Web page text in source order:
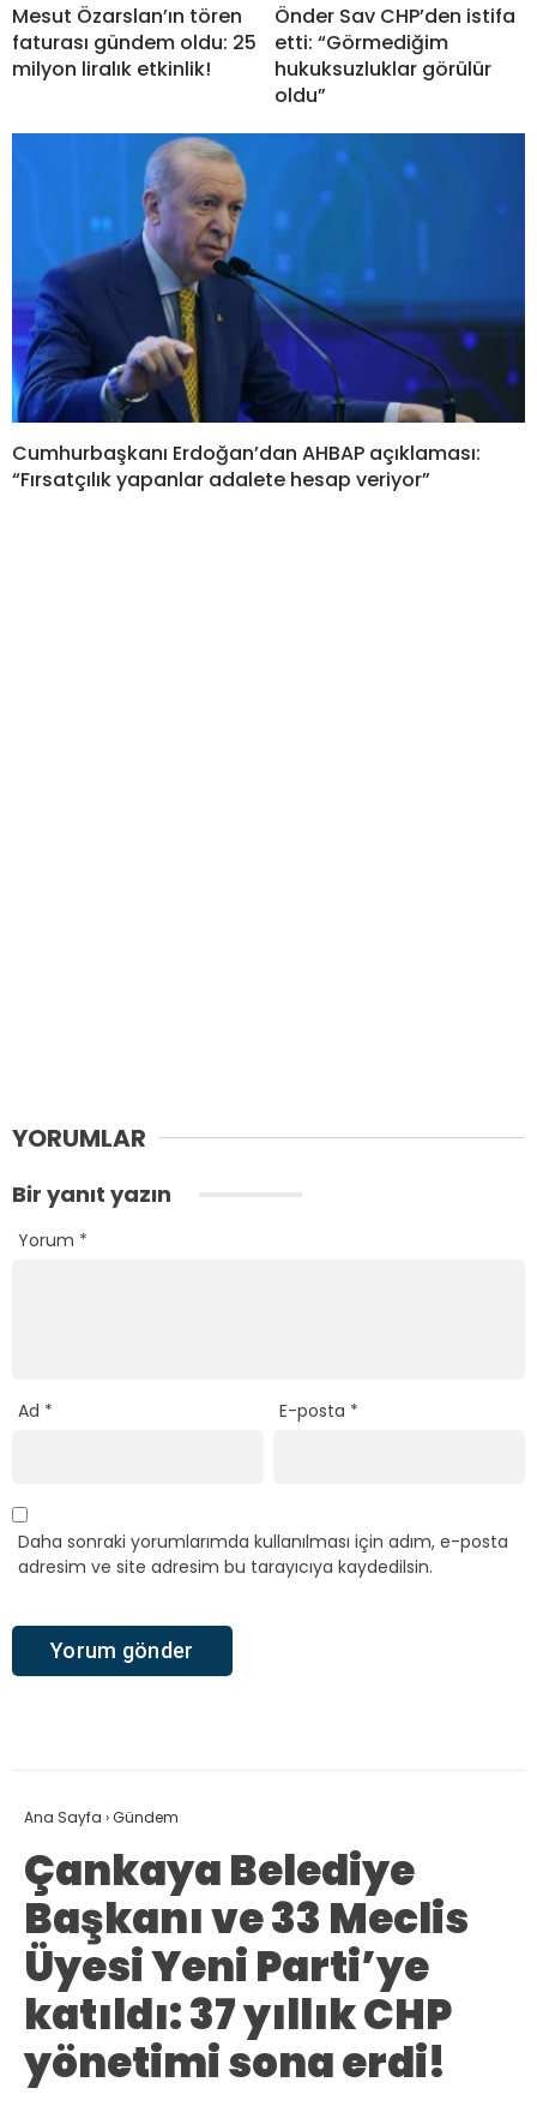
Mesut Özarslan’ın tören
faturası gündem oldu: 25
milyon liralık etkinlik!
Önder Sav CHP’den istifa
etti: “Görmediğim
hukuksuzluklar görülür
oldu”
Cumhurbaşkanı Erdoğan’dan AHBAP açıklaması:
“Fırsatçılık yapanlar adalete hesap veriyor”
YORUMLAR
Bir yanıt yazın
Yorum *
Ad * E-posta *
Daha sonraki yorumlarımda kullanılması için adım, e-posta
adresim ve site adresim bu tarayıcıya kaydedilsin.
Ana Sayfa ›Gündem
Çankaya Belediye
Başkanı ve 33 Meclis
Üyesi Yeni Parti’ye
katıldı: 37 yıllık CHP
yönetimi sona erdi!